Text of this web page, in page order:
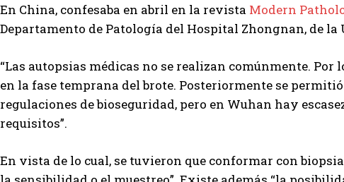
En China, confesaba en abril en la revista Modern
Departamento de Patología del Hospital Zhongnan, de
“Las autopsias médicas no se realizan comúnmente.
en la fase temprana del brote. Posteriormente se
regulaciones de bioseguridad, pero en Wuhan hay
requisitos”.
En vista de lo cual, se tuvieron que conformar con